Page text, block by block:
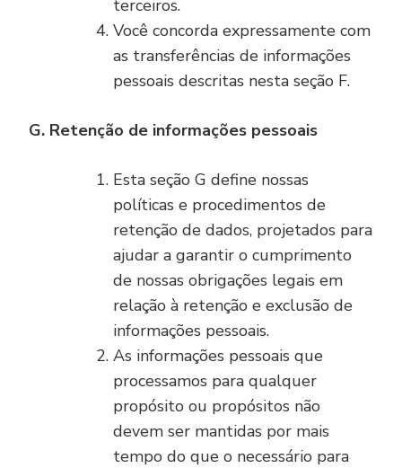
terceiros.
Você concorda expressamente com
as transferências de informações
pessoais descritas nesta seção F.
G. Retenção de informações pessoais
Esta seção G define nossas
políticas e procedimentos de
retenção de dados, projetados para
ajudar a garantir o cumprimento
de nossas obrigações legais em
relação à retenção e exclusão de
informações pessoais.
As informações pessoais que
processamos para qualquer
propósito ou propósitos não
devem ser mantidas por mais
tempo do que o necessário para